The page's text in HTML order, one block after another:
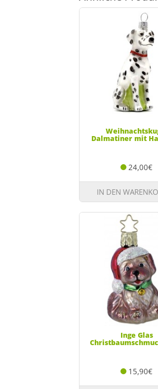
Dalmatiner mit
24,00€
IN DEN
Inge Glas
15,90€